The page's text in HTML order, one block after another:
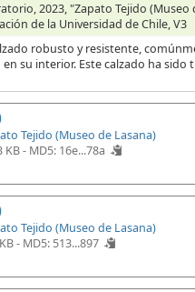
2023, "Zapato Tejido (Museo
de la Universidad de Chile, V3
robusto y resistente,
su interior. Este calzado ha
Tejido (Museo de Lasana)
KB - MD5: 16e...78a
Tejido (Museo de Lasana)
- MD5: 513...897